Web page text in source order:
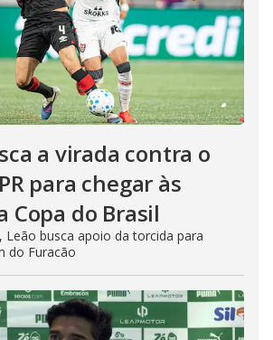
a virada contra o
para chegar às
Copa do Brasil
Leão busca apoio da torcida para
do Furacão